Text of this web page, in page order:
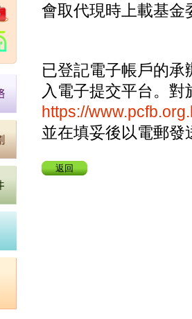
會取代現時上載基金
已登記電子帳戶的
入電子提交平台。
https://
並在填妥後以電郵發
返回